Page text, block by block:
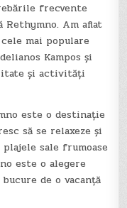
frecvente
Am aflat
mai populare
Kampos și
și activități
este o destinație
să se relaxeze și
sale frumoase
este o alegere
de o vacanță